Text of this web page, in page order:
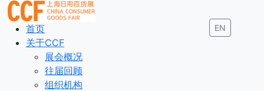
EN
首页
关于CCF
展会概况
往届回顾
组织机构